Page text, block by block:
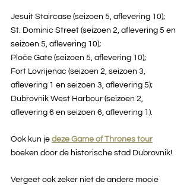
Jesuit Staircase (seizoen 5, aflevering 10);
St. Dominic Street (seizoen 2, aflevering 5 en
seizoen 5, aflevering 10);
Ploče Gate (seizoen 5, aflevering 10);
Fort Lovrijenac (seizoen 2, seizoen 3,
aflevering 1 en seizoen 3, aflevering 5);
Dubrovnik West Harbour (seizoen 2,
aflevering 6 en seizoen 6, aflevering 1).
Ook kun je deze Game of Thrones tour
boeken door de historische stad Dubrovnik!
Vergeet ook zeker niet de andere mooie